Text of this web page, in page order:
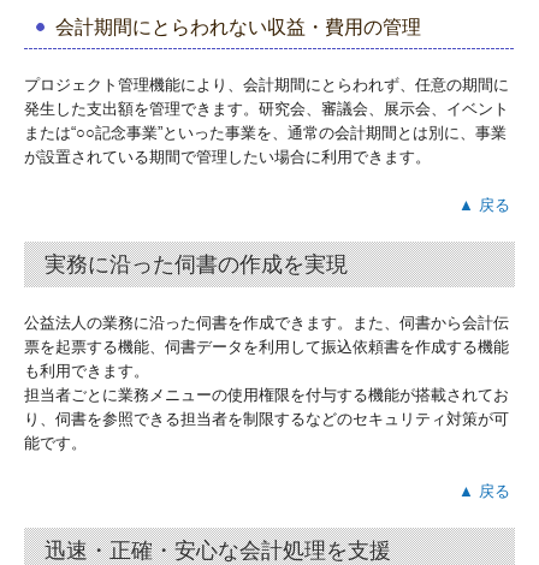
会計期間にとらわれない収益・費用の管理
プロジェクト管理機能により、会計期間にとらわれず、任意の期間に
発生した支出額を管理できます。研究会、審議会、展示会、イベント
または“○○記念事業”といった事業を、通常の会計期間とは別に、事業
が設置されている期間で管理したい場合に利用できます。
▲ 戻る
実務に沿った伺書の作成を実現
公益法人の業務に沿った伺書を作成できます。また、伺書から会計伝
票を起票する機能、伺書データを利用して振込依頼書を作成する機能
も利用できます。
担当者ごとに業務メニューの使用権限を付与する機能が搭載されてお
り、伺書を参照できる担当者を制限するなどのセキュリティ対策が可
能です。
▲ 戻る
迅速・正確・安心な会計処理を支援